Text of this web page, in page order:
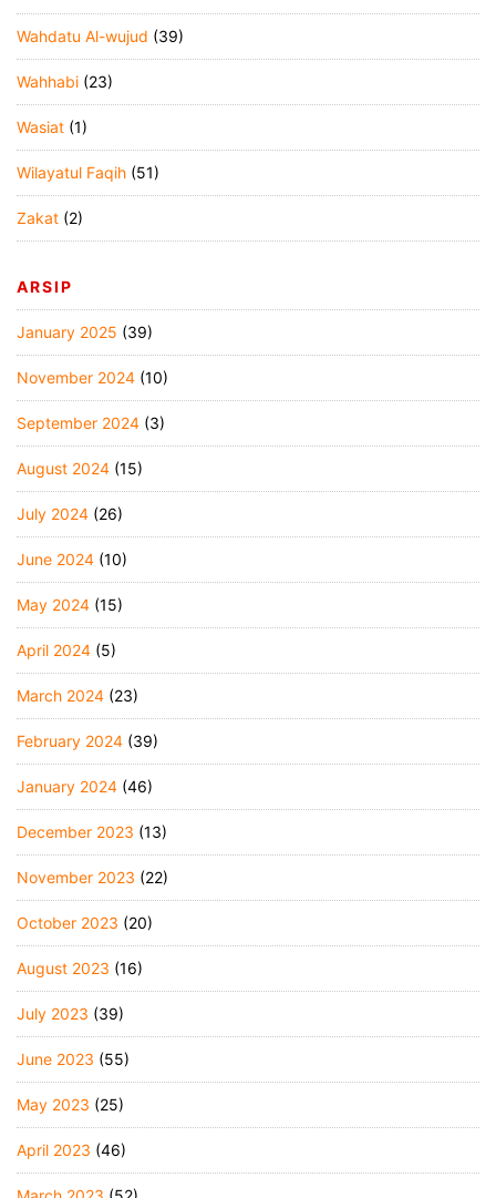
Wahdatu Al-wujud (39)
Wahhabi (23)
Wasiat (1)
Wilayatul Faqih (51)
Zakat (2)
ARSIP
January 2025 (39)
November 2024 (10)
September 2024 (3)
August 2024 (15)
July 2024 (26)
June 2024 (10)
May 2024 (15)
April 2024 (5)
March 2024 (23)
February 2024 (39)
January 2024 (46)
December 2023 (13)
November 2023 (22)
October 2023 (20)
August 2023 (16)
July 2023 (39)
June 2023 (55)
May 2023 (25)
April 2023 (46)